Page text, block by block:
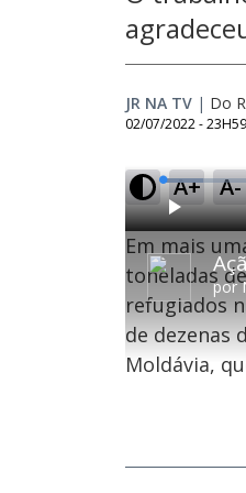
JR NA TV | Do
02/07/2022 - 23H59
A+ A-
por
P
l
a
y
L
o
d
e
:
.
6
%
Em mais
toneladas
refugiados
de dezenas
Moldávia,